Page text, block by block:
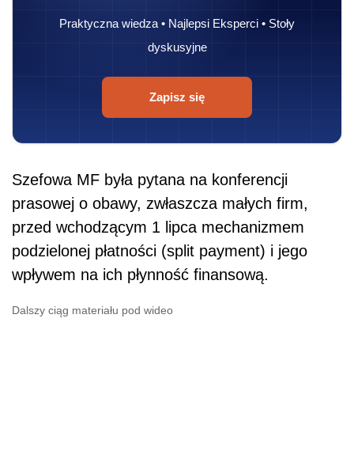
Praktyczna wiedza • Najlepsi Eksperci • Stoły
dyskusyjne
Zapisz się
Szefowa MF była pytana na konferencji
prasowej o obawy, zwłaszcza małych firm,
przed wchodzącym 1 lipca mechanizmem
podzielonej płatności (split payment) i jego
wpływem na ich płynność finansową.
Dalszy ciąg materiału pod wideo